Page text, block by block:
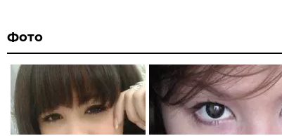
Фото